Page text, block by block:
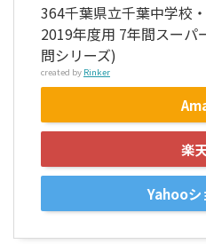
364千葉県立千葉中学校
2019年度用 7年間スーパ
問シリーズ)
created by Rinker
楽
Yahooシ